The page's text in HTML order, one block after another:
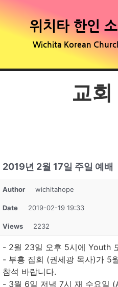
위치타 한인
Wichita Korean
교회
2019년 2월 17일 주일 예배
Author wichitahope
Date 2019-02-19 19:33
Views 2232
- 2월 23일 오후 5시에 Youth
- 부흥 집회 (권세광 목사)가 5
참석 바랍니다.
- 3월 6일 저녁 7시 재 수요일